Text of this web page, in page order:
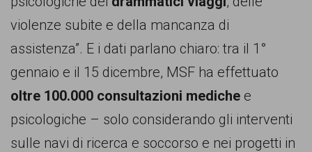
pari
dei
violenze subite e della mancanza di
assistenza”. E i dati parlano chiaro: tra il 1°
gennaio e il 15 dicembre, MSF ha effettuato
oltre 100.000 consultazioni mediche e
psicologiche – solo considerando gli interventi
sulle navi di ricerca e soccorso e nei progetti in